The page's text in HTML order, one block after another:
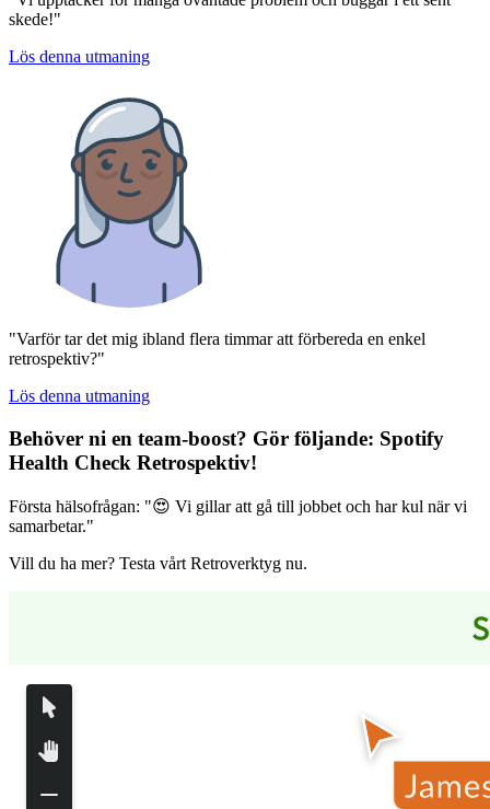
skede!"
Lös denna utmaning
"Varför tar det mig ibland flera timmar att förbereda en enkel
retrospektiv?"
Lös denna utmaning
Behöver ni en team-boost? Gör följande: Spotify
Health Check Retrospektiv!
Första hälsofrågan: "😍 Vi gillar att gå till jobbet och har kul när vi
samarbetar."
Vill du ha mer? Testa vårt Retroverktyg nu.